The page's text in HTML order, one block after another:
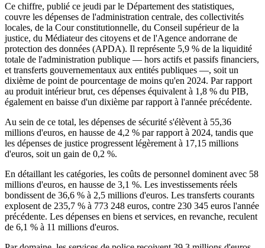
Ce chiffre, publié ce jeudi par le Département des statistiques,
couvre les dépenses de l'administration centrale, des collectivités
locales, de la Cour constitutionnelle, du Conseil supérieur de la
justice, du Médiateur des citoyens et de l'Agence andorrane de
protection des données (APDA). Il représente 5,9 % de la liquidité
totale de l'administration publique — hors actifs et passifs financiers,
et transferts gouvernementaux aux entités publiques —, soit un
dixième de point de pourcentage de moins qu'en 2024. Par rapport
au produit intérieur brut, ces dépenses équivalent à 1,8 % du PIB,
également en baisse d'un dixième par rapport à l'année précédente.
Au sein de ce total, les dépenses de sécurité s'élèvent à 55,36
millions d'euros, en hausse de 4,2 % par rapport à 2024, tandis que
les dépenses de justice progressent légèrement à 17,15 millions
d'euros, soit un gain de 0,2 %.
En détaillant les catégories, les coûts de personnel dominent avec 58
millions d'euros, en hausse de 3,1 %. Les investissements réels
bondissent de 36,6 % à 2,5 millions d'euros. Les transferts courants
explosent de 235,7 % à 773 248 euros, contre 230 345 euros l'année
précédente. Les dépenses en biens et services, en revanche, reculent
de 6,1 % à 11 millions d'euros.